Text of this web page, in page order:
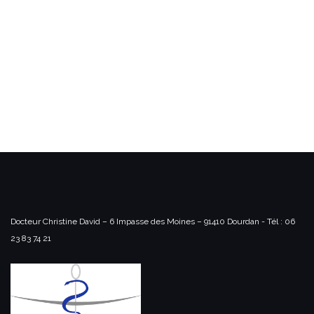
Docteur Christine David – 6 Impasse des Moines – 91410 Dourdan - Tél : 06
23 83 74 21